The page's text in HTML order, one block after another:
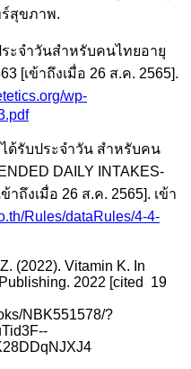
สุขภาพ.
ะจําวันสําหรับคนไทยอายุ
[เข้าถึงเมื่อ 26 ส.ค. 2565].
wp-
ด้รับประจำวัน สำหรับคน
DAILY INTAKES-
าถึงเมื่อ 26 ส.ค. 2565]. เข้า
Rules/dataRules/4-4-
(2022). Vitamin K. In
2022 [cited 19
NBK551578/?